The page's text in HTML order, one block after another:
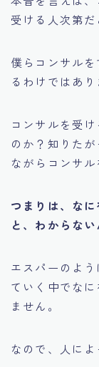
受ける人次第だ
僕らコンサル
るわけではあり
コンサルを受
のか？知りた
ながらコンサル
つまりは、な
と、わからな
エスパーのよ
ていく中でな
ません。
なので、人に